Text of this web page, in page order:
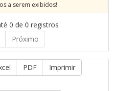
a serem exibidos!
0 de 0 registros
Próximo
PDF Imprimir